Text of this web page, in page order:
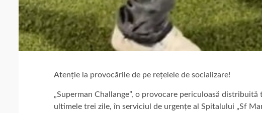
Atenție la provocările de pe rețelele de socializare!
„Superman Challange”, o provocare periculoasă
ultimele trei zile, în serviciul de urgențe al Spitalului „Sf